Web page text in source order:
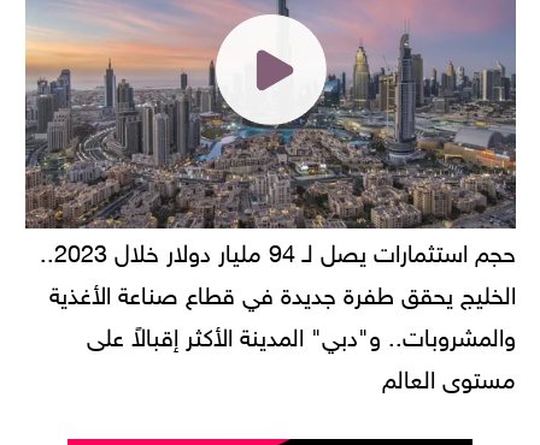
حجم استثمارات يصل لـ 94 مليار دولار خلال 2023..
الخليج يحقق طفرة جديدة في قطاع صناعة الأغذية
والمشروبات.. و"دبي" المدينة الأكثر إقبالاً على
مستوى العالم